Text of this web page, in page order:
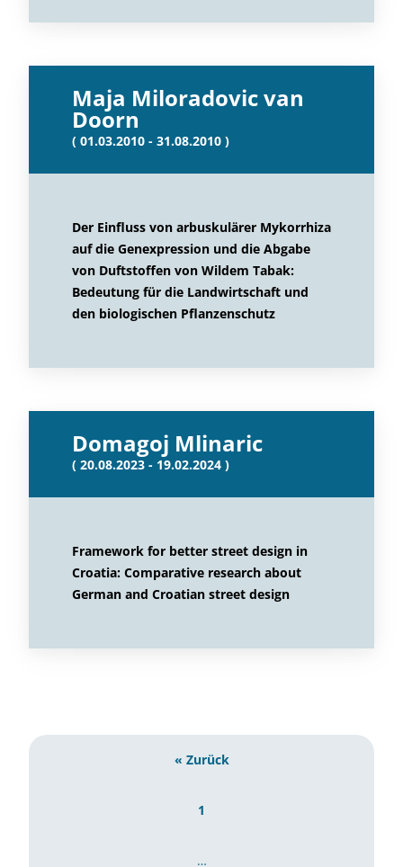
Maja Miloradovic van
Doorn
( 01.03.2010 - 31.08.2010 )
Der Einfluss von arbuskulärer Mykorrhiza
auf die Genexpression und die Abgabe
von Duftstoffen von Wildem Tabak:
Bedeutung für die Landwirtschaft und
den biologischen Pflanzenschutz
Domagoj Mlinaric
( 20.08.2023 - 19.02.2024 )
Framework for better street design in
Croatia: Comparative research about
German and Croatian street design
« Zurück
1
…